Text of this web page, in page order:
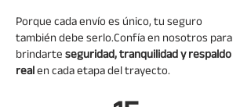
Porque cada envío es único, tu seguro
también debe serlo.Confía en nosotros para
brindarteseguridad, tranquilidad y respaldo
realen cada etapa del trayecto.